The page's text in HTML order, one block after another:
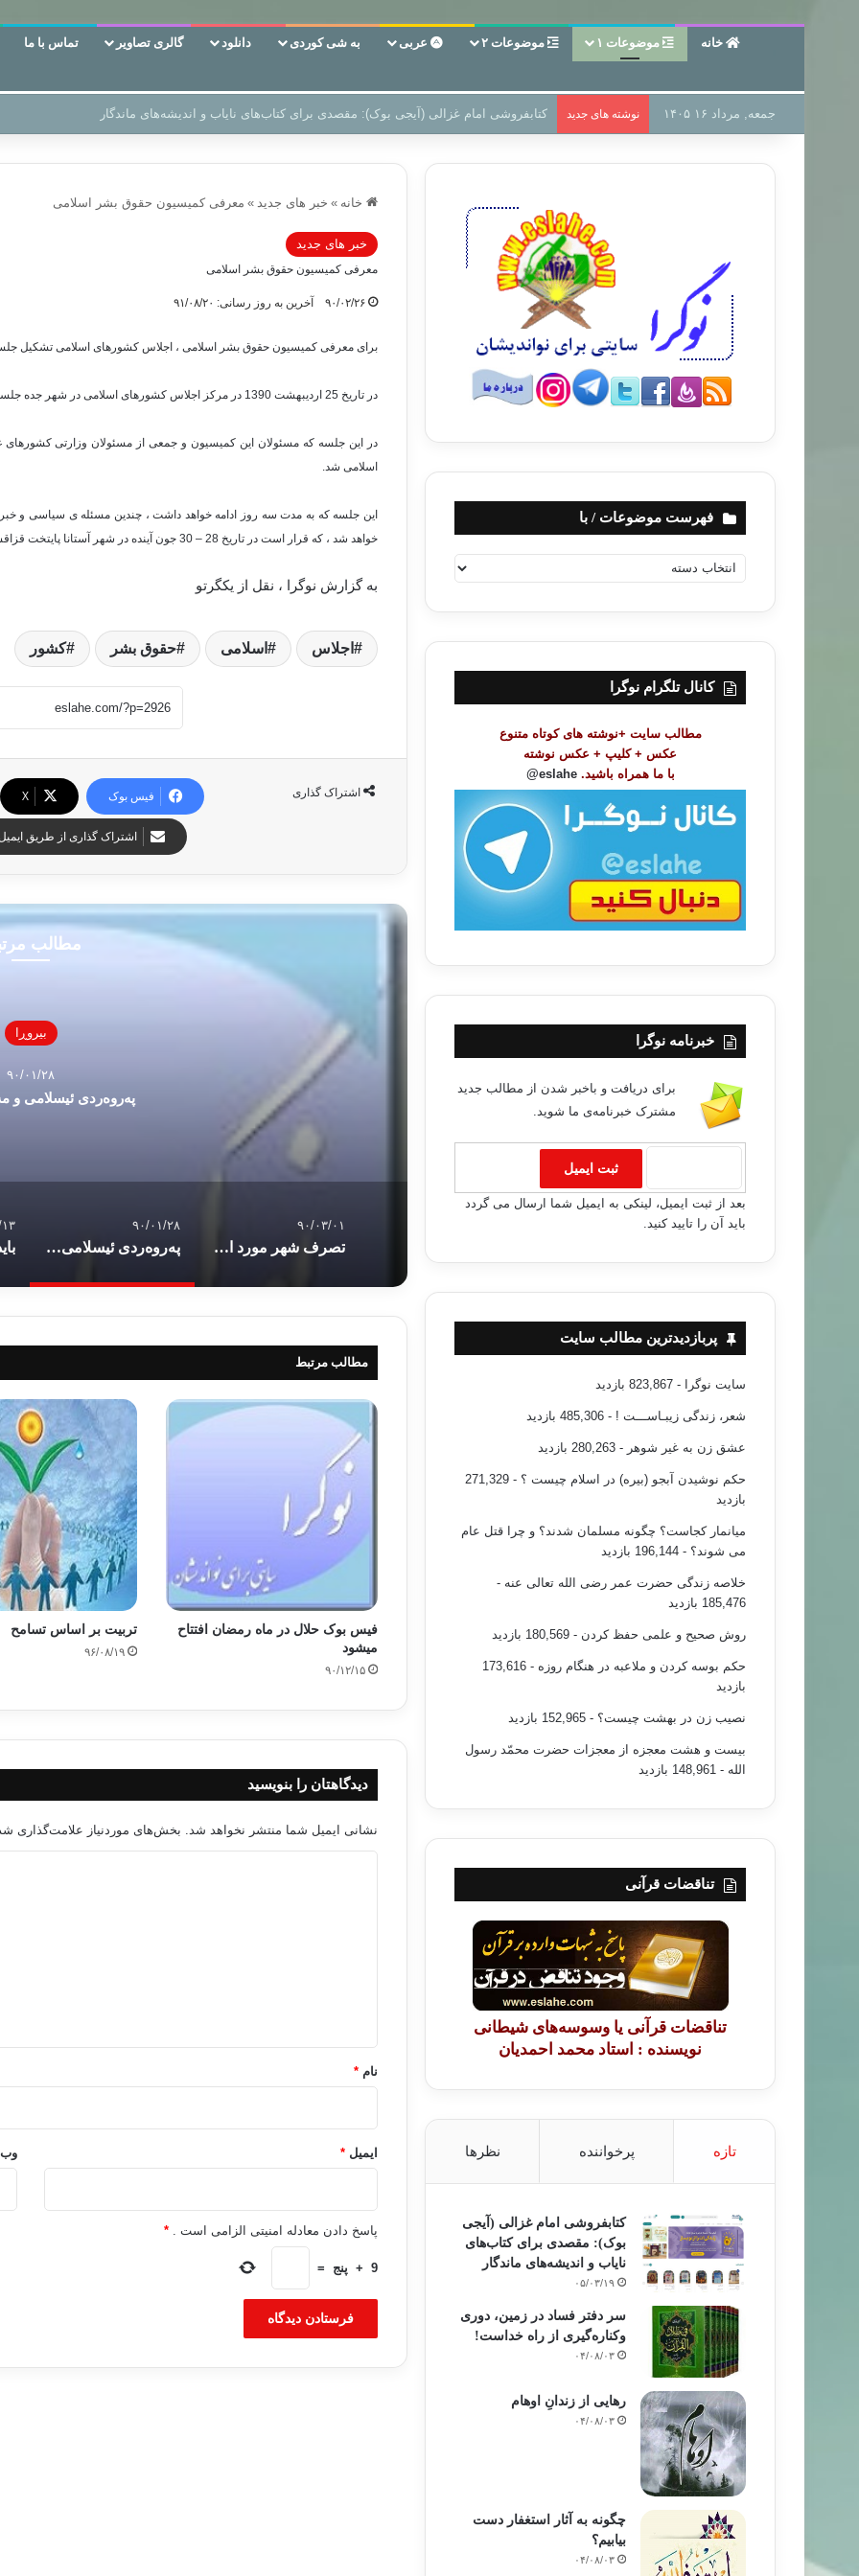
خانه موضوعات ۱ موضوعات ۲ عربی به شی کوردی دانلود گالری تصاویر تماس با ما
جمعه, مرداد ۱۶ ۱۴۰۵ نوشته های جدید سر دفتر فساد در زمین‌، دوری وکناره‌گیری از راه خداست‌!
خانه » خبر های جدید » معرفی کمیسیون حقوق بشر اسلامی
خبر های جدید
معرفی کمیسیون حقوق بشر اسلامی
۹۰/۰۲/۲۶ آخرین به روز رسانی: ۹۱/۰۸/۲۰
برای معرفی کمیسیون حقوق بشر اسلامی ، اجلاس کشورهای اسلامی تشکیل
در تاریخ 25 اردیبهشت 1390 در مرکز اجلاس کشورهای اسلامی در شهر جده جلسه ای پیرامون معرفی کمیسیون حقوق بشر اسلامی تشکیل شد.
در این جلسه که مسئولان این کمیسیون و جمعی از مسئولان وزارتی
اسلامی شد.
خواهد شد ، که قرار است در تاریخ 28 – 30 جون آینده در شهر آستانا پایتخت قزاقستان تشکیل شود
به گزارش نوگرا ، نقل از یکگرتو
اجلاس اسلامی حقوق بشر کشور
اشتراک گذاری فیس بوک X
اشتراک گذاری از طریق
مطالب
اختلاف ابیی توسط ارتش سودان
بیروڕا
۹۰/۰۱/۲۸
پەروەردی ئیسلامی و
۹۰/۰۳/۰۱
تصرف شهر مورد اختلاف ابیی توسط ارتش سودان
۹۰/۰۱/۲۸
پەروەردی ئیسلامی و مەبەستە کانی
مطالب مرتبط
فیس بوک حلال در ماه رمضان افتتاح
می‎شود
۹۰/۱۲/۱۵
تربیت بر اساس تسامح
۹۶/۰۸/۱۹
دیدگاهتان را بنویسید
نشانی ایمیل شما منتشر نخواهد شد. بخش‌های موردنیاز علامت‌گذاری
نام *
ایمیل *
پاسخ دادن معادله امنیتی الزامی است . *
9
+ پنج =
فهرست موضوعات / با
ه
ت
ض
کانال تلگرام نوگرا
مطالب سایت +نوشته های کوتاه متنوع
عکس + کلیپ + عکس نوشته
با ما همراه باشید. eslahe@
خبرنامه نوگرا
برای دریافت و باخبر شدن از مطالب جدید
مشترک خبرنامه‌ی ما شوید.
بعد از ثبت ایمیل، لینکی به ایمیل شما ارسال می گردد
باید آن را تایید کنید.
پربازدیدترین مطالب سایت
سایت نوگرا - 823,867 بازدید
شعر، زندگی زیبـاســـت ! - 485,306 بازدید
عشق زن به غیر شوهر - 280,263 بازدید
حکم نوشیدن آبجو (بیره) در اسلام چیست ؟
- 271,329
بازدید
میانمار کجاست؟ چگونه مسلمان شدند؟ و چرا قتل عام
می شوند؟ - 196,144 بازدید
خلاصه زندگی حضرت عمر رضی الله تعالی عنه -
185,476 بازدید
روش صحیح و علمی حفظ کردن - 180,569 بازدید
حکم بوسه کردن و ملاعبه در هنگام روزه
- 173,616
بازدید
نصیب زن در بهشت چیست؟ - 152,965 بازدید
بیست و هشت معجزه از معجزات حضرت محمّد رسول
الله - 148,961 بازدید
تناقضات قرآنی
تناقضات قرآنی یا وسوسه‌های شیطانی
نویسنده : استاد محمد احمدیان
تازه پرخواننده نظرها
کتابفروشی امام غزالی (آیجی
بوک): مقصدی برای کتاب‌های
نایاب و اندیشه‌های ماندگار
۰۵/۰۳/۱۹
سر دفتر فساد در زمین‌، دوری
وکناره‌گیری از راه خداست‌!
۰۴/۰۸/۰۳
رهایی از زندانِ اوهام
۰۴/۰۸/۰۳
چگونه به آثار استغفار دست
بیابیم؟
۰۴/۰۸/۰۳